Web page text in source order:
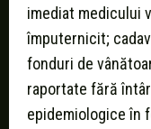
imediat medicului
împuternicit;
fonduri de
raportate fără
epidemiologice în